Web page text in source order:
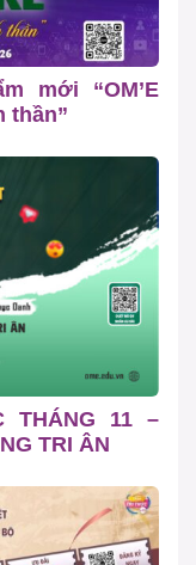
mới “OM’E
thần”
THÁNG 11 –
TRI ÂN